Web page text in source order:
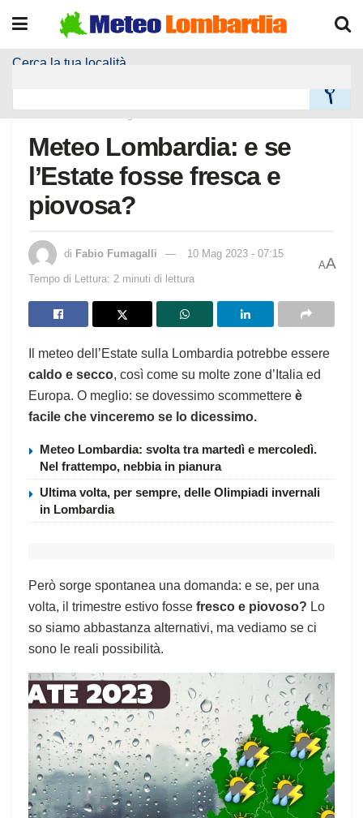
Cerca la tua località
Meteo Lombardia: e se
l’Estate fosse fresca e
piovosa?
di Fabio Fumagalli 10 Mag 2023 - 07:15
Tempo di Lettura: 2 minuti di lettura
AA
Il meteo dell’Estate sulla Lombardia potrebbe essere
caldo e secco, così come su molte zone d’Italia ed
Europa. O meglio: se dovessimo scommettere è
facile che vinceremo se lo dicessimo.
Meteo Lombardia: svolta tra martedì e mercoledì.
Nel frattempo, nebbia in pianura
Ultima volta, per sempre, delle Olimpiadi invernali
in Lombardia
Però sorge spontanea una domanda: e se, per una
volta, il trimestre estivo fosse fresco e piovoso? Lo
so siamo abbastanza alternativi, ma vediamo se ci
sono le reali possibilità.